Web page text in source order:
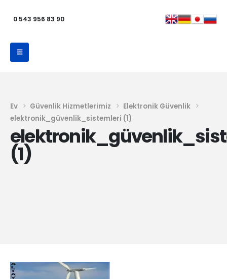
0 543 956 83 90
Ev Güvenlik Hizmetlerimiz
Elektronik Güvenlik
elektronik_güvenlik_sistemleri (1)
(1)